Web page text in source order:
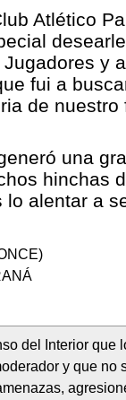
Atlético
y
fui a
de nuestro
una
hinchas
alentar a
del Interior que
y que no